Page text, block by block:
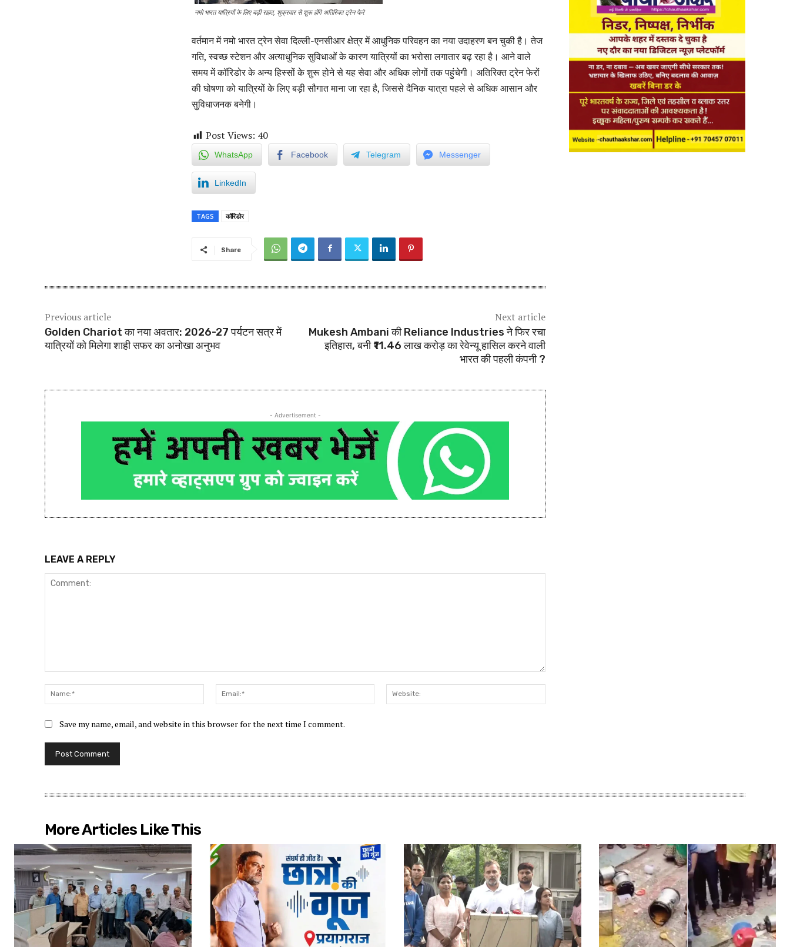
नमो भारत यात्रियों के लिए बड़ी राहत, शुक्रवार से शुरू होंगे अतिरिक्त ट्रेन फेरे
वर्तमान में नमो भारत ट्रेन सेवा दिल्ली-एनसीआर क्षेत्र में आधुनिक परिवहन का नया उदाहरण बन चुकी है। तेज
गति, स्वच्छ स्टेशन और अत्याधुनिक सुविधाओं के कारण यात्रियों का भरोसा लगातार बढ़ रहा है। आने वाले
समय में कॉरिडोर के अन्य हिस्सों के शुरू होने से यह सेवा और अधिक लोगों तक पहुंचेगी। अतिरिक्त ट्रेन फेरों
की घोषणा को यात्रियों के लिए बड़ी सौगात माना जा रहा है, जिससे दैनिक यात्रा पहले से अधिक आसान और
सुविधाजनक बनेगी।
Post Views: 40
WhatsApp Facebook Telegram Messenger
LinkedIn
TAGS कॉरिडोर
Share
Previous article
Golden Chariot का नया अवतार: 2026-27 पर्यटन सत्र में
यात्रियों को मिलेगा शाही सफर का अनोखा अनुभव
Next article
Mukesh Ambani की Reliance Industries ने फिर रचा
इतिहास, बनी ₹11.46 लाख करोड़ का रेवेन्यू हासिल करने वाली
भारत की पहली कंपनी ?
- Advertisement -
LEAVE A REPLY
Name:*
Email:*
Save my name, email, and website in this browser for the next time I comment.
More Articles Like This